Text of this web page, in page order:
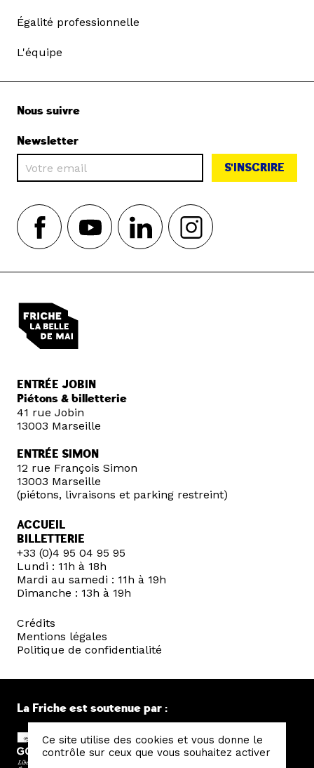
Égalité professionnelle
L'équipe
Nous suivre
Newsletter
S'INSCRIRE
ENTRÉE JOBIN
Piétons & billetterie
41 rue Jobin
13003 Marseille
ENTRÉE SIMON
12 rue François Simon
13003 Marseille
(piétons, livraisons et parking restreint)
ACCUEIL
BILLETTERIE
+33 (0)4 95 04 95 95
Lundi : 11h à 18h
Mardi au samedi : 11h à 19h
Dimanche : 13h à 19h
Crédits
Mentions légales
Politique de confidentialité
La Friche est soutenue par :
Ce site utilise des cookies et vous donne le
contrôle sur ceux que vous souhaitez activer